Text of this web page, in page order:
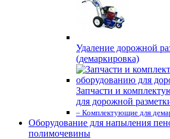
Удаление дорожной
(демаркировка)
Запчасти и
для дорожной
– Комплектующие для
Оборудование для напыления
полимочевины